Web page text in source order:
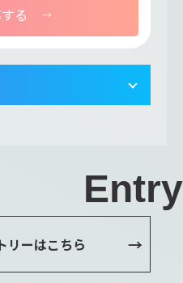
る
Entry
リーはこちら